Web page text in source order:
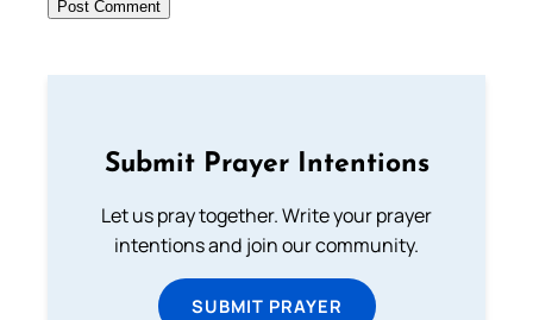
Submit Prayer Intentions
Let us pray together. Write your prayer
intentions and join our community.
SUBMIT PRAYER